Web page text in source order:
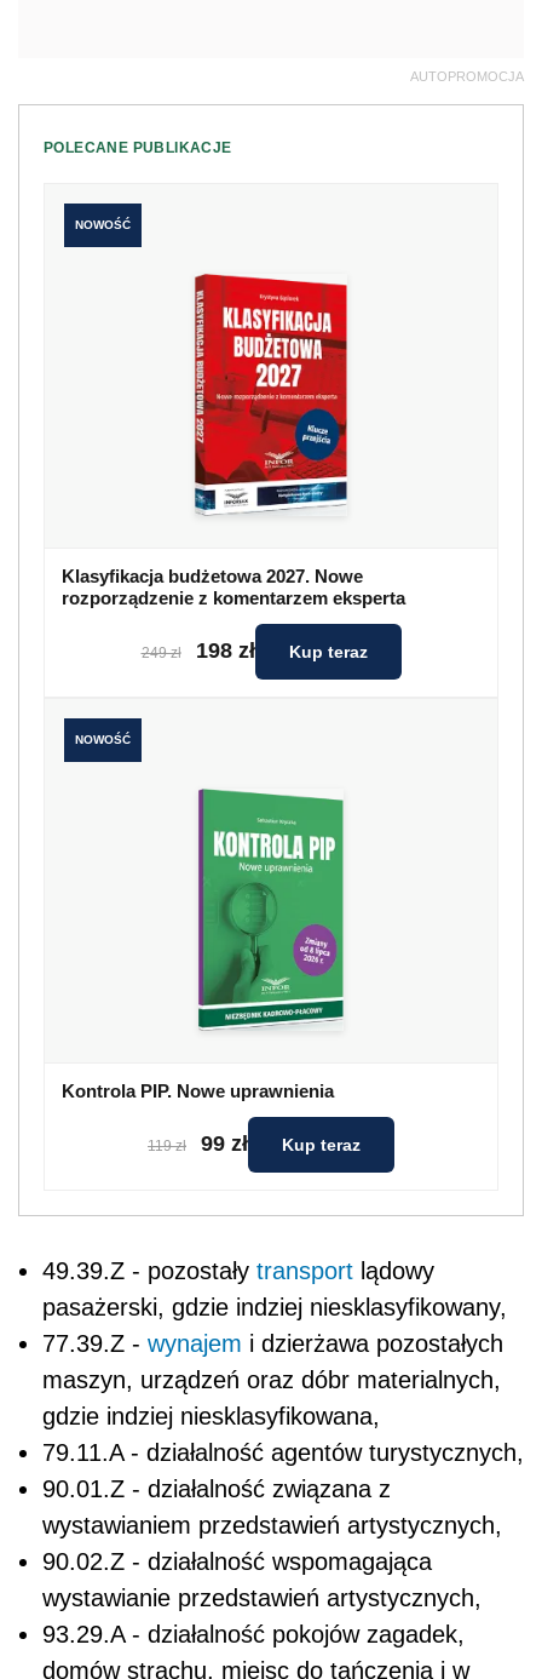
AUTOPROMOCJA
POLECANE PUBLIKACJE
NOWOŚĆ
Klasyfikacja budżetowa 2027. Nowe
rozporządzenie z komentarzem eksperta
249 zł 198 zł Kup teraz
NOWOŚĆ
Kontrola PIP. Nowe uprawnienia
119 zł 99 zł Kup teraz
49.39.Z - pozostały transport lądowy
pasażerski, gdzie indziej niesklasyfikowany,
77.39.Z - wynajem i dzierżawa pozostałych
maszyn, urządzeń oraz dóbr materialnych,
gdzie indziej niesklasyfikowana,
79.11.A - działalność agentów turystycznych,
90.01.Z - działalność związana z
wystawianiem przedstawień artystycznych,
90.02.Z - działalność wspomagająca
wystawianie przedstawień artystycznych,
93.29.A - działalność pokojów zagadek,
domów strachu, miejsc do tańczenia i w